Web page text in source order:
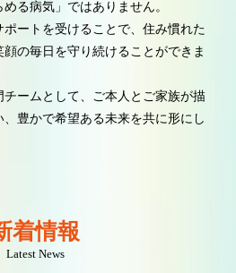
る病気」ではありません。
ートを受けることで、住み慣れた
の毎日を守り続けることができま
ームとして、ご本人とご家族が描
豊かで希望ある未来を共に形にし
着情報
Latest News